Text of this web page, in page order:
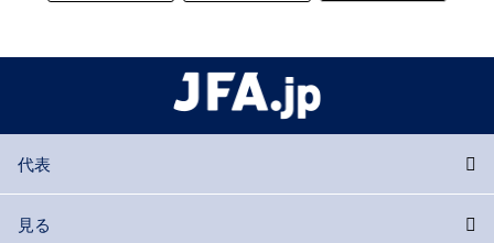
代表
見る